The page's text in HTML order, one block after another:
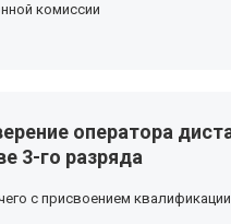
комиссии
оператора
3-го разряда
с присвоением квалификации